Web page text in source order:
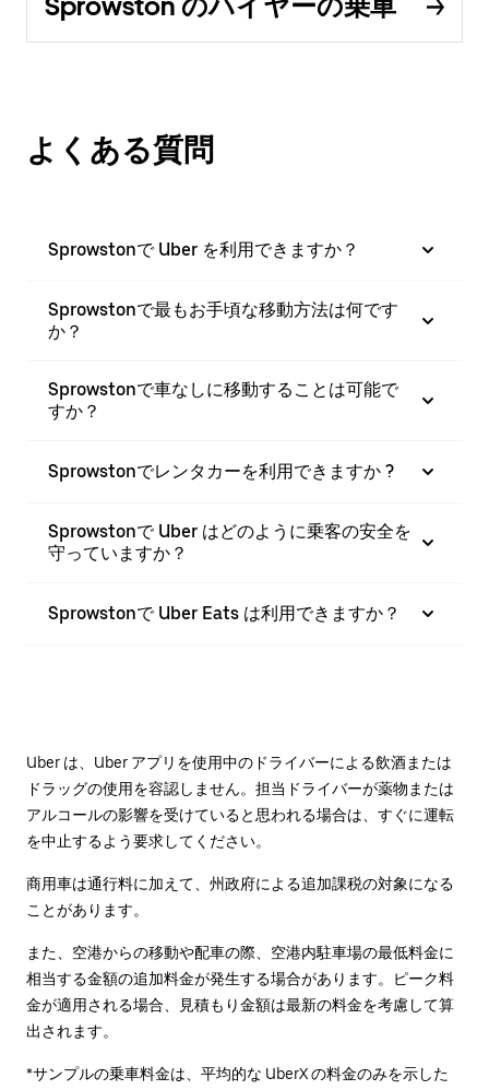
よくある質問
Sprowstonで Uber を利用できますか？
Sprowstonで最もお手頃な移動方法は何です
か？
Sprowstonで車なしに移動することは可能で
すか？
Sprowstonでレンタカーを利用できますか ?
Sprowstonで Uber はどのように乗客の安全を
守っていますか？
Sprowstonで Uber Eats は利用できますか？
Uber は、Uber アプリを使用中のドライバーによる飲酒または
ドラッグの使用を容認しません。担当ドライバーが薬物または
アルコールの影響を受けていると思われる場合は、すぐに運転
を中止するよう要求してください。
商用車は通行料に加えて、州政府による追加課税の対象になる
ことがあります。
また、空港からの移動や配車の際、空港内駐車場の最低料金に
相当する金額の追加料金が発生する場合があります。ピーク料
金が適用される場合、見積もり金額は最新の料金を考慮して算
出されます。
*サンプルの乗車料金は、平均的な UberX の料金のみを示した